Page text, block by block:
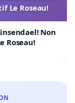
Le Roseau!
Non
Roseau!